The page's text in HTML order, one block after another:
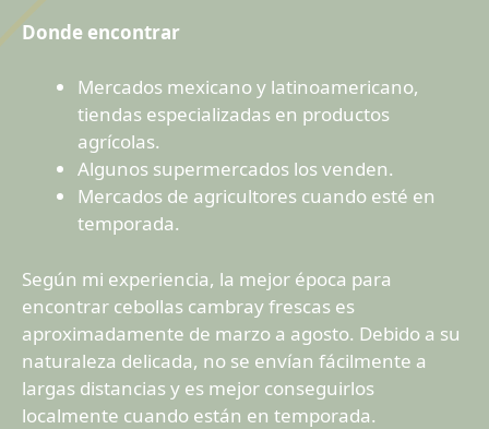
Donde encontrar
Mercados mexicano y latinoamericano,
tiendas especializadas en productos
agrícolas.
Algunos supermercados los venden.
Mercados de agricultores cuando esté en
temporada.
Según mi experiencia, la mejor época para
encontrar cebollas cambray frescas es
aproximadamente de marzo a agosto. Debido a su
naturaleza delicada, no se envían fácilmente a
largas distancias y es mejor conseguirlos
localmente cuando están en temporada.